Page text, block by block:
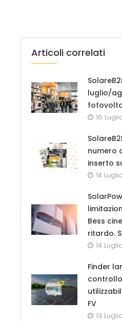
Articoli correlati
luglio/
16
numero
inserto
14
Bess
ritardo.
14
Finder
FV
13